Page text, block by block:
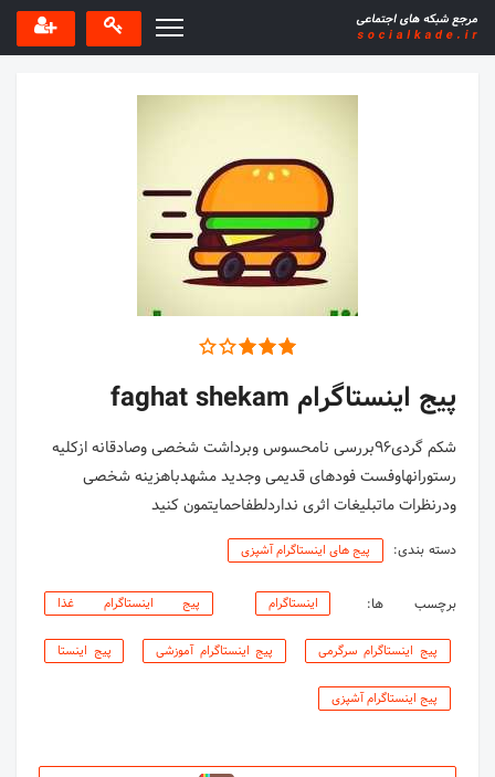
پیج اینستاگرام faghat shekam
شکم گردی۹۶بررسی نامحسوس وبرداشت شخصی وصادقانه ازکلیه
رستورانهاوفست فودهای قدیمی وجدید مشهدباهزینه شخصی
ودرنظرات ماتبلیغات اثری نداردلطفاحمایتمون کنید
دسته بندی: پیج های اینستاگرام آشپزی
برچسب ها: اینستاگرام پیج اینستاگرام غذا
پیج اینستاگرام سرگرمی پیج اینستاگرام آموزشی پیج اینستا
پیج اینستاگرام آشپزی